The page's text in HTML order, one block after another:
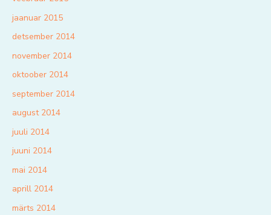
jaanuar 2015
detsember 2014
november 2014
oktoober 2014
september 2014
august 2014
juuli 2014
juuni 2014
mai 2014
aprill 2014
märts 2014